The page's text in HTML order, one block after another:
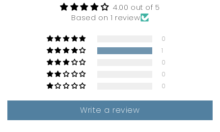
4.00 out of 5
Based on 1 review
0
1
0
0
0
Write a review